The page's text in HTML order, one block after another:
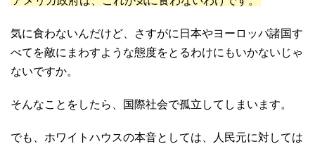
気に食わないんだけど、さすがに日本やヨーロッパ諸国す
べてを敵にまわすような態度をとるわけにもいかないじゃ
ないですか。
そんなことをしたら、国際社会で孤立してしまいます。
でも、ホワイトハウスの本音としては、人民元に対しては